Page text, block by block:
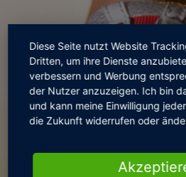
Diese Seite nutzt Website
Dritten, um ihre Dienste
verbessern und Werbung
der Nutzer anzuzeigen. Ich bin
und kann meine Einwilligung
die Zukunft widerrufen oder